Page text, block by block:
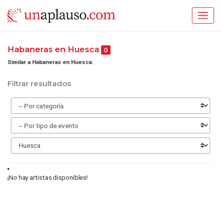
Habaneras en Huesca 0
Similar a Habaneras en Huesca:
Filtrar resultados
¡No hay artistas disponibles!